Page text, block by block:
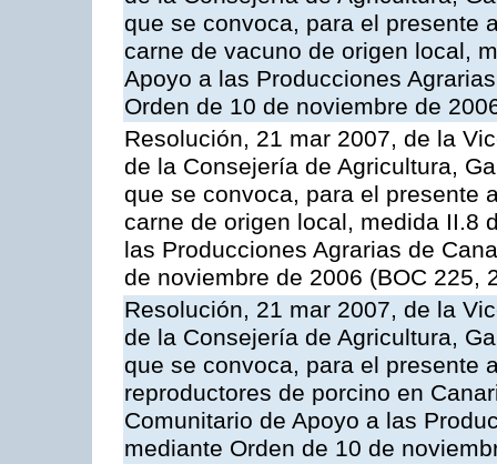
que se convoca, para el presente
carne de vacuno de origen local,
Apoyo a las Producciones
Orden de 10 de noviembre de
Resolución, 21 mar 2007, de la
de la Consejería de Agricultura,
que se convoca, para el presente
carne de origen local, medida II.8
las Producciones Agrarias de
de noviembre de 2006 (BOC 225,
Resolución, 21 mar 2007, de la
de la Consejería de Agricultura,
que se convoca, para el presente
reproductores de porcino en
Comunitario de Apoyo a las
mediante Orden de 10 de